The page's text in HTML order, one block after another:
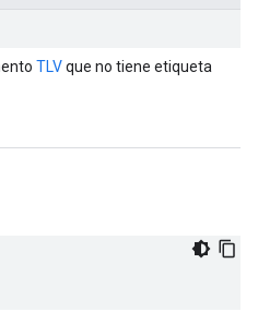
TLVque no tiene etiqueta